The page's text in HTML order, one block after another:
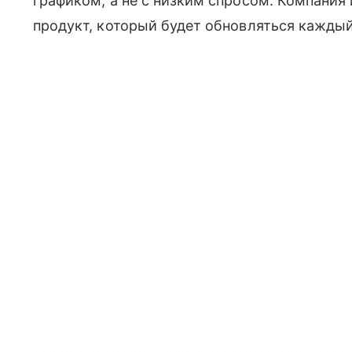
продукт, который будет обновляться